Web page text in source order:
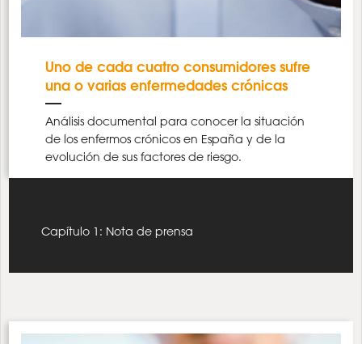
Uno de cada cuatro consumidores sufre
una o varias enfermedades crónicas
Análisis documental para conocer la situación
de los enfermos crónicos en España y de la
evolución de sus factores de riesgo.
Capítulo 1: Nota de prensa